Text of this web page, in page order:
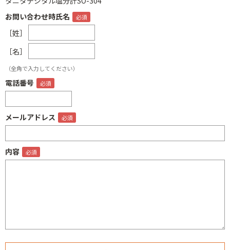
お問い合わせ時氏名
［姓］
［名］
（全角で入力してください）
電話番号
メールアドレス
内容